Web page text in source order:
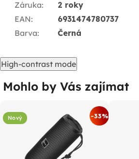
Záruka:
2 roky
EAN:
6931474780737
Barva: Černá
High-contrast mode
Mohlo by Vás zajímat
Nový -33%